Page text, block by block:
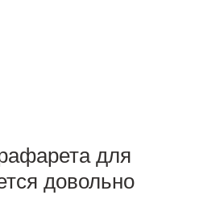
для
довольно